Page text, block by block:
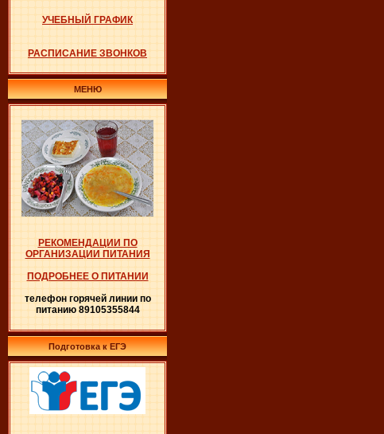
УЧЕБНЫЙ ГРАФИК
РАСПИСАНИЕ ЗВОНКОВ
МЕНЮ
РЕКОМЕНДАЦИИ ПО
ОРГАНИЗАЦИИ ПИТАНИЯ
ПОДРОБНЕЕ О ПИТАНИИ
телефон горячей линии по
питанию 89105355844
Подготовка к ЕГЭ